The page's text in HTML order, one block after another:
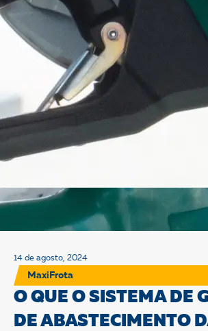
14 de agosto, 2024
MaxiFrota
O QUE O SISTEMA DE
DE ABASTECIMENTO